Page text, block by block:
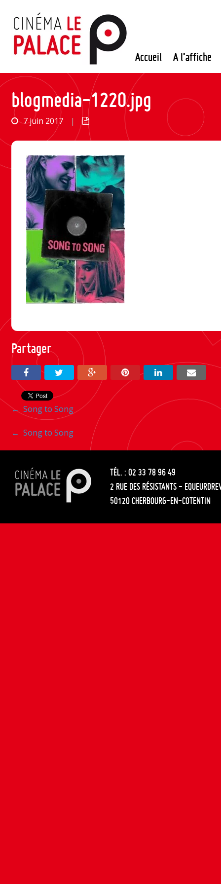
contenu
Accueil A l’affiche
blogmedia-1220.jpg
7 juin 2017 |
Partager
Navigation
entre
les
articles
← Song to Song
Navigation
entre
les
articles
← Song to Song
TÉL. : 02 33 78 96 49
2 RUE DES RÉSISTANTS -
50120 CHERBOURG-EN-COTENTIN